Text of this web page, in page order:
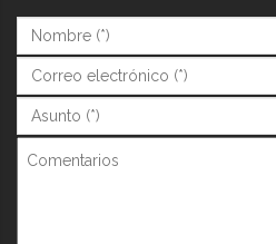
Nombre (*)*
Correo (*)*
Asunto (*)*
Comentarios